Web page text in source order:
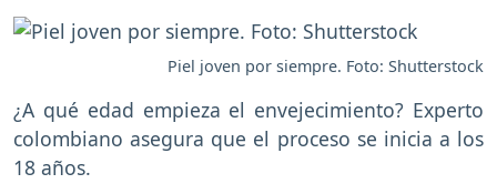
Piel joven por siempre. Foto: Shutterstock
¿A qué edad empieza el envejecimiento? Experto
colombiano asegura que el proceso se inicia a los
18 años.